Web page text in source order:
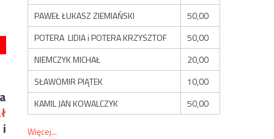
i
PAWEŁ ŁUKASZ ZIEMIAŃSKI
50,00
POTERA LIDIA i POTERA KRZYSZTOF
50,00
NIEMCZYK MICHAŁ
20,00
SŁAWOMIR PIĄTEK
10,00
KAMIL JAN KOWALCZYK
50,00
Więcej...